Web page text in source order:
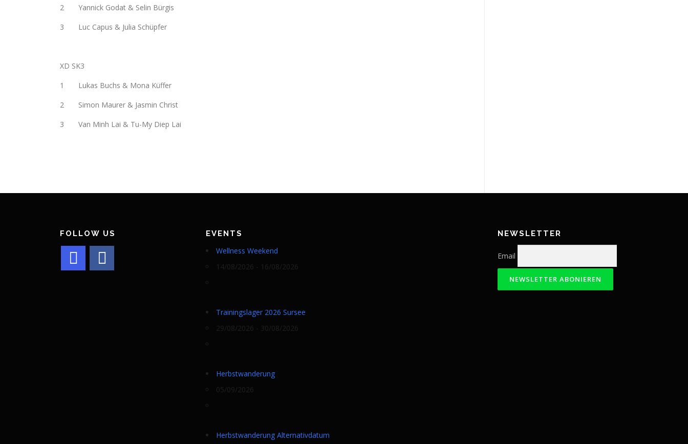
2 Yannick Godat & Selin Bürgis
3 Luc Capus & Julia Schüpfer
XD SK3
1 Lukas Buchs & Mona Küffer
2 Simon Maurer & Jasmin Christ
3 Van Minh Lai & Tu-My Diep Lai
FOLLOW US EVENTS
Wellness Weekend
14/08/2026 - 16/08/2026
Trainingslager 2026 Sursee
29/08/2026 - 30/08/2026
Herbstwanderung
05/09/2026
Herbstwanderung Alternativdatum
NEWSLETTER
Email